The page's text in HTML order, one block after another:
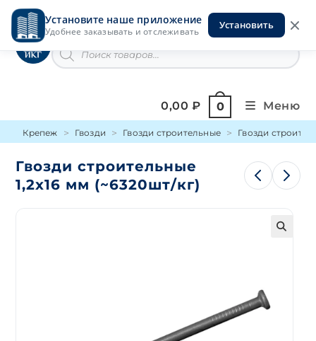
Установите наше приложение
Удобнее заказывать и отслеживать
Установить
Перейти
содержимомуИнструменты на Горской
товаров
0,00₽ 0 Меню
Крепеж Гвозди Гвозди строительные Гвозди
Гвозди строительные
1,2х16 мм (~6320шт/кг)